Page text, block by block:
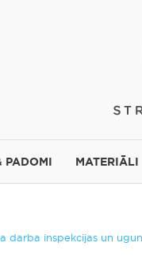
PADOMI MATERIĀLI
darba inspekcijas un